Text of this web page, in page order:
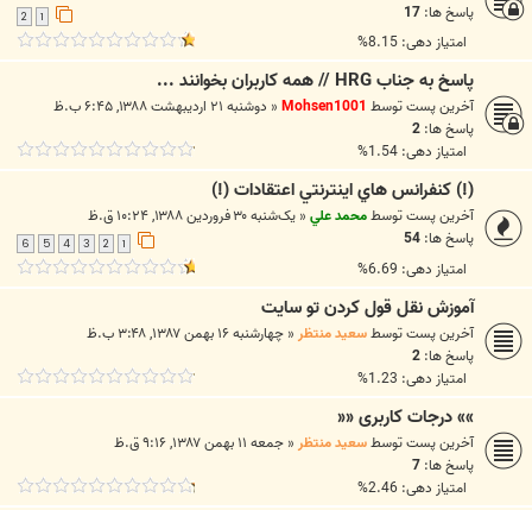
پاسخ ها: 17
امتیاز دهی: 8.15%
پاسخ به جناب HRG // همه کاربران بخوانند ...
آخرین پست توسطMohsen1001
« دوشنبه ۲۱ اردیبهشت ۱۳۸۸, ۶:۴۵ ب.ظ
پاسخ ها: 2
امتیاز دهی: 1.54%
(!) کنفرانس هاي اينترنتي اعتقادات (!)
آخرین پست توسطمحمد علي« یک‌شنبه ۳۰ فروردین ۱۳۸۸, ۱۰:۲۴ ق.ظ
پاسخ ها: 54
3
4
5
6
امتیاز دهی: 6.69%
آموزش نقل قول کردن تو سایت
آخرین پست توسطسعید منتظر« چهارشنبه ۱۶ بهمن ۱۳۸۷, ۳:۴۸ ب.ظ
پاسخ ها: 2
امتیاز دهی: 1.23%
»» درجات کاربری ««
آخرین پست توسطسعید منتظر« جمعه ۱۱ بهمن ۱۳۸۷, ۹:۱۶ ق.ظ
پاسخ ها: 7
امتیاز دهی: 2.46%